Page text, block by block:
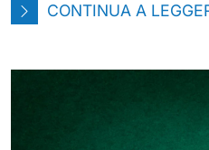
CONTINUA A